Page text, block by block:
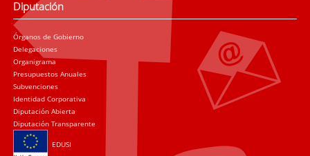
Diputación
Órganos de Gobierno
Delegaciones
Organigrama
Presupuestos Anuales
Subvenciones
Identidad Corporativa
Diputación Abierta
Diputación Transparente
EDUSI